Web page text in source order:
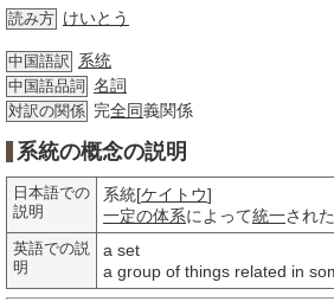
読み方 けいとう
中国語訳 系统
中国語品詞 名詞
対訳の関係 完全同義関係
系統の概念の説明
日本語での
説明
系統[ケイトウ]
一定の体系によって統一された
英語での説
明
a set
a group of things related in